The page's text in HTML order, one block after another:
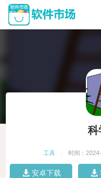
科
工具 时间：
安卓下载